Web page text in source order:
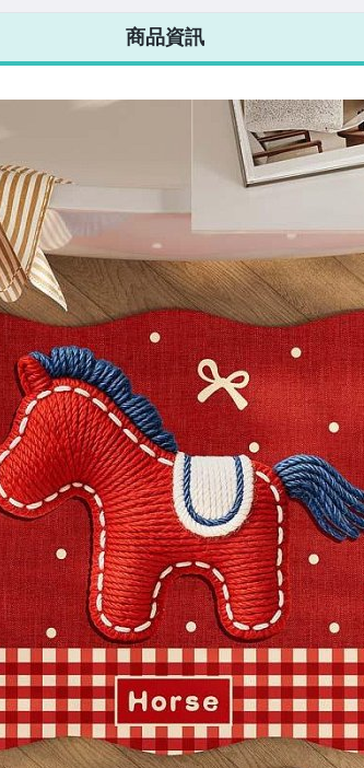
7-ELEVEN 運費只要38元
不限金額、筆數，筆筆優惠無限次！
商品資訊